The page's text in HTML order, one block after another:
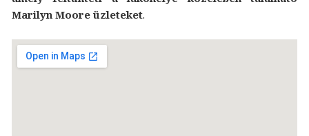
Marilyn Moore üzleteket.